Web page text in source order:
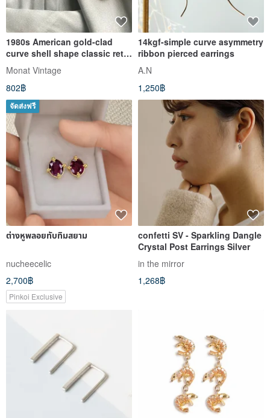
1980s American gold-clad
curve shell shape classic retro
earrings Clip-On
Monat Vintage
802฿
14kgf-simple curve asymmetry
ribbon pierced earrings
A.N
1,250฿
จัดส่งฟรี
ต่างหูพลอยทับทิมสยาม
nucheecelic
2,700฿
Pinkoi Exclusive
confetti SV - Sparkling Dangle
Crystal Post Earrings Silver
in the mirror
1,268฿